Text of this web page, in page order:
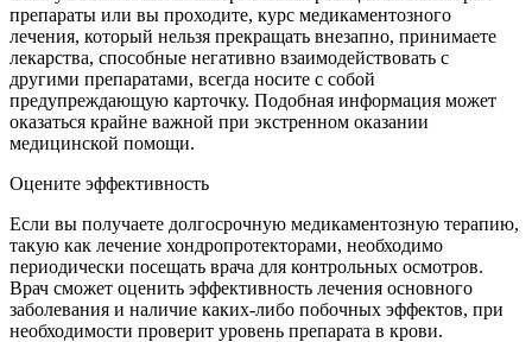
препараты или вы проходите, курс медикаментозного
лечения, который нельзя прекращать внезапно, принимаете
лекарства, способные негативно взаимодействовать с
другими препаратами, всегда носите с собой
предупреждающую карточку. Подобная информация может
оказаться крайне важной при экстренном оказании
медицинской помощи.
Оцените эффективность
Если вы получаете долгосрочную медикаментозную терапию,
такую как лечение хондропротекторами, необходимо
периодически посещать врача для контрольных осмотров.
Врач сможет оценить эффективность лечения основного
заболевания и наличие каких-либо побочных эффектов, при
необходимости проверит уровень препарата в крови.